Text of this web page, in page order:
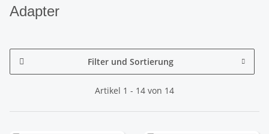
Adapter
Filter und Sortierung
Artikel 1 - 14 von 14